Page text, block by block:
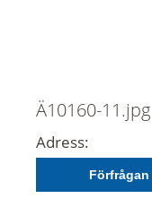
Ä10160-11.jpg
Adress:
Förfrågan